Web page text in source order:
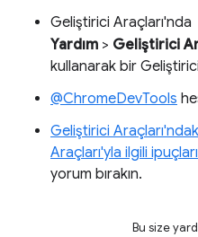
Geliştirici Araçları'nda
Yardım > Geliştirici
kullanarak bir
@ChromeDevTools
Geliştirici
Araçları'yla ilgili ipuçları
yorum bırakın.
Bu size